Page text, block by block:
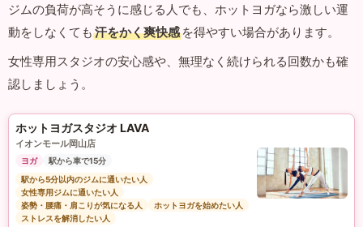
ジムの負荷が高そうに感じる人でも、ホットヨガなら激しい運
動をしなくても 汗をかく爽快感 を得やすい場合があります。
女性専用スタジオの安心感や、無理なく続けられる回数かも確
認しましょう。
ホットヨガスタジオ LAVA
イオンモール岡山店
ヨガ
駅から車で15分
駅から5分以内のジムに通いたい人
女性専用ジムに通いたい人
姿勢・腰痛・肩こりが気になる人
ホットヨガを始めたい人
ストレスを解消したい人